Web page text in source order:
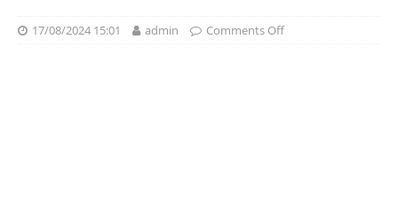
17/08/2024 15:01 admin Comments Off